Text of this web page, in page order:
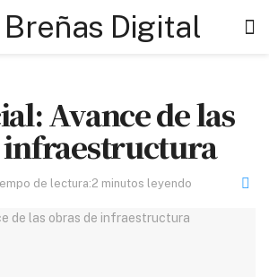
Avance de las
infraestructura
de lectura:2 minutos leyendo